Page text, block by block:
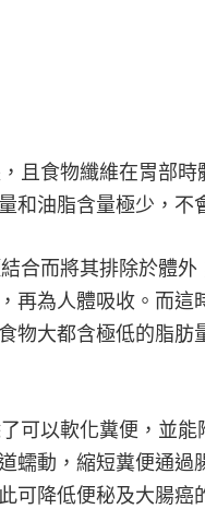
且食物纖維在胃部時
和油脂含量極少，不
合而將其排除於體外
再為人體吸收。而這
物大都含極低的脂肪
可以軟化糞便，並能
蠕動，縮短糞便通過
可降低便秘及大腸癌